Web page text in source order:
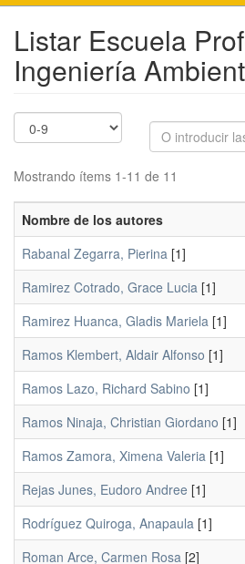
Listar Escuela
Ingeniería
Mostrando ítems 1-11 de 11
Nombre de los autores
Rabanal Zegarra, Pierina [1]
Ramirez Cotrado, Grace Lucia [1]
Ramirez Huanca, Gladis Mariela [1]
Ramos Klembert, Aldair Alfonso [1]
Ramos Lazo, Richard Sabino [1]
Ramos Ninaja, Christian Giordano [1]
Ramos Zamora, Ximena Valeria [1]
Rejas Junes, Eudoro Andree [1]
Rodríguez Quiroga, Anapaula [1]
Roman Arce, Carmen Rosa [2]